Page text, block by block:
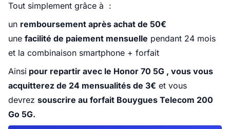
Tout simplement grâce à :
un remboursement après achat de 50€
une facilité de paiement mensuelle pendant 24 mois
et la combinaison smartphone + forfait
Ainsi pour repartir avec le Honor 70 5G , vous vous
acquitterez de 24 mensualités de 3€ et vous
devrez souscrire au forfait Bouygues Telecom 200
Go 5G.